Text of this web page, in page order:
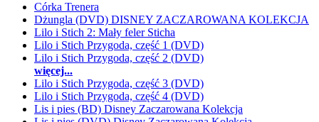
Córka Trenera
Dżungla (DVD) DISNEY ZACZAROWANA KOLEKCJA
Lilo i Stich 2: Mały feler Sticha
Lilo i Stich Przygoda, część 1 (DVD)
Lilo i Stich Przygoda, część 2 (DVD)
więcej...
Lilo i Stich Przygoda, część 3 (DVD)
Lilo i Stich Przygoda, część 4 (DVD)
Lis i pies (BD) Disney Zaczarowana Kolekcja